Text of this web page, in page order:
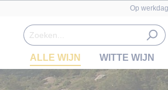
Op
ALLE WIJN WITTE WIJN